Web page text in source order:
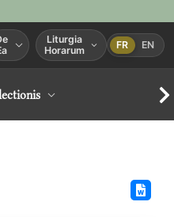
Liturgia
Horarum
FR EN